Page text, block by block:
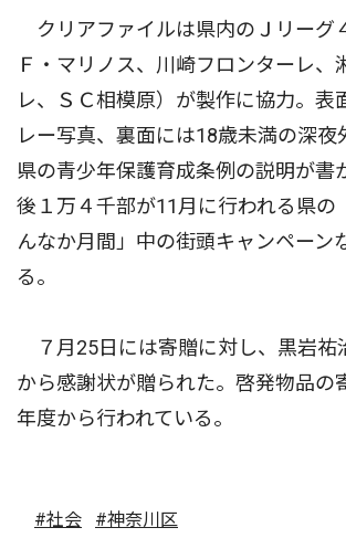
クリアファイルは県内のＪリーグ
Ｆ・マリノス、川崎フロンターレ、
レ、ＳＣ相模原）が製作に協力。表
レー写真、裏面には18歳未満の深夜
県の青少年保護育成条例の説明が書
後１万４千部が11月に行われる県の
んなか月間」中の街頭キャンペーン
る。
７月25日には寄贈に対し、黒岩祐
から感謝状が贈られた。啓発物品の
年度から行われている。
#社会 #神奈川区